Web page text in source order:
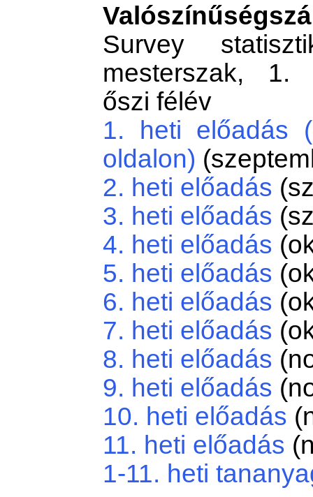
Survey
mesterszak, 1.
őszi félév
1. heti előadás
oldalon)
2. heti előadás
3. heti előadás
4. heti előadás
5. heti előadás
6. heti előadás
7. heti előadás
8. heti előadás
9. heti előadás
10. heti előadás
11. heti előadás
1-11. heti